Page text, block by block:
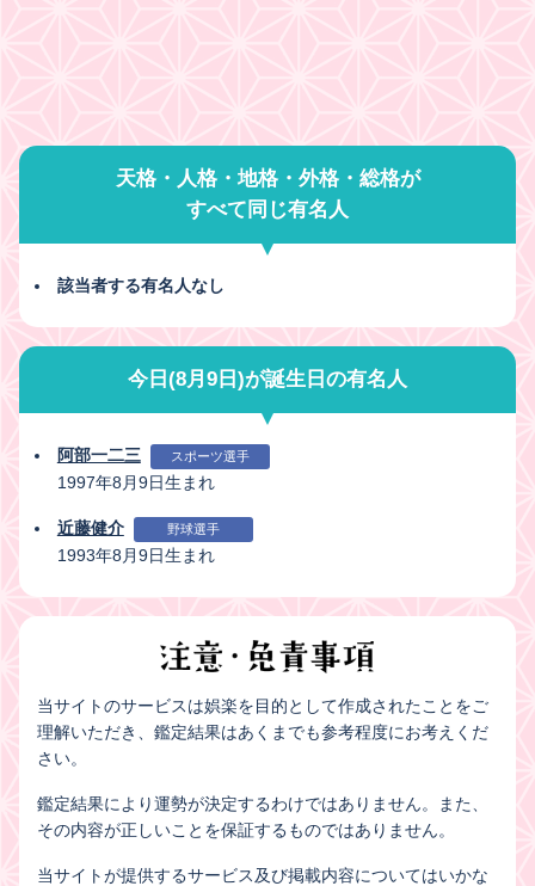
天格・人格・地格・外格・総格が
すべて同じ有名人
該当者する有名人なし
今日(8月9日)が誕生日の有名人
阿部一二三 スポーツ選手
1997年8月9日生まれ
近藤健介 野球選手
1993年8月9日生まれ
当サイトのサービスは娯楽を目的として作成されたことをご
理解いただき、鑑定結果はあくまでも参考程度にお考えくだ
さい。
鑑定結果により運勢が決定するわけではありません。また、
その内容が正しいことを保証するものではありません。
当サイトが提供するサービス及び掲載内容についてはいかな